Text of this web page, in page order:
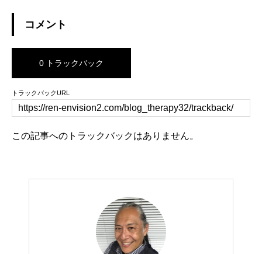
コメント
0 トラックバック
トラックバックURL
この記事へのトラックバックはありません。